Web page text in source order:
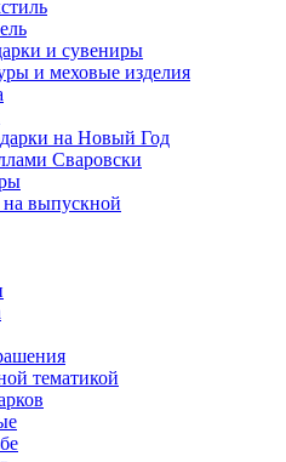
и сувениры
и меховые изделия
на Новый Год
Сваровски
выпускной
тематикой